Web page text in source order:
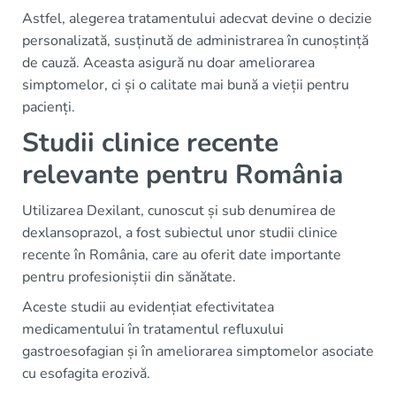
Astfel, alegerea tratamentului adecvat devine o decizie
personalizată, susținută de administrarea în cunoștință
de cauză. Aceasta asigură nu doar ameliorarea
simptomelor, ci și o calitate mai bună a vieții pentru
pacienți.
Studii clinice recente
relevante pentru România
Utilizarea Dexilant, cunoscut și sub denumirea de
dexlansoprazol, a fost subiectul unor studii clinice
recente în România, care au oferit date importante
pentru profesioniștii din sănătate.
Aceste studii au evidențiat efectivitatea
medicamentului în tratamentul refluxului
gastroesofagian și în ameliorarea simptomelor asociate
cu esofagita erozivă.